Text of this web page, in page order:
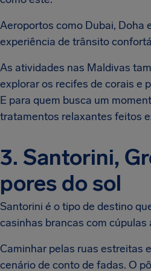
Aeroportos como Dubai, Doha
experiência de trânsito
As atividades nas Maldivas
explorar os recifes de corais e
E para quem busca um
tratamentos relaxantes feitos
3. Santorini,
pores do sol
Santorini é o tipo de destino
casinhas brancas com
Caminhar pelas ruas estreitas
cenário de conto de fadas. O